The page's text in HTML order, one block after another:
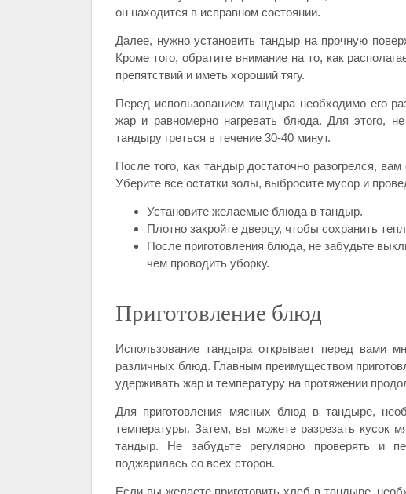
он находится в исправном состоянии.
Далее, нужно установить тандыр на прочную
Кроме того, обратите внимание на то, как
препятствий и иметь хороший тягу.
Перед использованием тандыра необходимо его
жар и равномерно нагревать блюда. Для этого,
тандыру греться в течение 30-40 минут.
После того, как тандыр достаточно разогрелся,
Уберите все остатки золы, выбросите мусор и
Установите желаемые блюда в тандыр.
Плотно закройте дверцу, чтобы сохранить
После приготовления блюда, не забудьте
чем проводить уборку.
Приготовление блюд
Использование тандыра открывает перед вами
различных блюд. Главным преимуществом
удерживать жар и температуру на протяжении
Для приготовления мясных блюд в тандыре,
температуры. Затем, вы можете разрезать кусок
тандыр. Не забудьте регулярно проверять и
поджарилась со всех сторон.
Если вы желаете приготовить хлеб в тандыре,